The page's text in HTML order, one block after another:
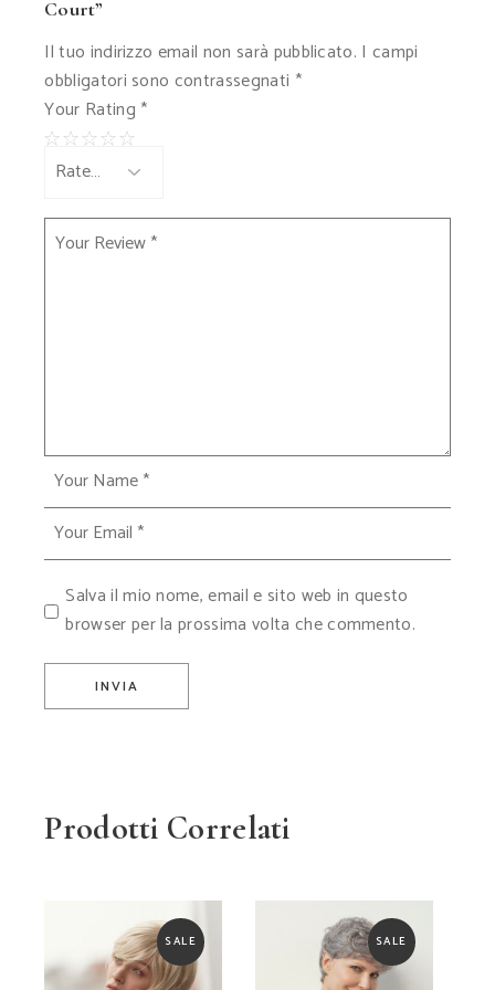
Court”
Il tuo indirizzo email non sarà pubblicato. I campi
obbligatori sono contrassegnati *
Your Rating *
Salva il mio nome, email e sito web in questo
browser per la prossima volta che commento.
INVIA
Prodotti Correlati
SALE SALE